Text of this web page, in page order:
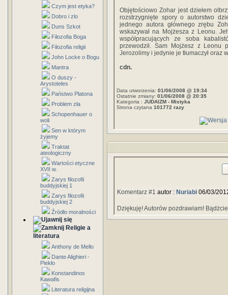
Czym jest etyka?
Dobro i zlo
Duns Szkot
Filozofia Boga
Filozofia religii
John Locke o Bogu
Mantra
O duszy -
Arystoteles
Państwo Platona
Problem zła
Schopenhauer o
woli
Sen w którym
żyjemy
Traktat
ateologiczny
Wartości etyczne
XVII w.
Zarys filozofii
buddyjskiej 1
Zarys filozofii
buddyjskiej 2
Źródło moralności
Religie a
literatura
Anthony de Mello
Dante Alighieri -
Piekło
Konstandinos
Kawafis
Literatura religijna
Objętościowo Zohar jest dziełem
rozstrzygnięte spory o autorstwo
jednego autora głównego zrębu
wskazywał na Mojżesza z Leonu.
współpracujących ze soba
przewodził. Sam Mojżesz z
Jerozolimy i jedynie je tłumaczył oraz
cdn.
Data utworzenia: 01/06/2008 @ 19:34
Ostatnie zmiany: 01/06/2008 @ 20:35
Kategoria : JUDAIZM - Mistyka
Strona czytana 101772 razy
Komentarz #1 autor : Nuriabi 06/03/
Dziękuję! Autorów pozdrawiam!